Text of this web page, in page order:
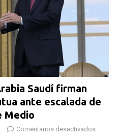
Saudí firman
ante escalada de
Medio
Comentarios desactivados